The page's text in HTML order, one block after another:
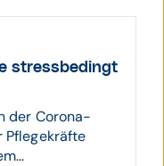
stress­be­dingt
der Corona-
Pflegekräfte